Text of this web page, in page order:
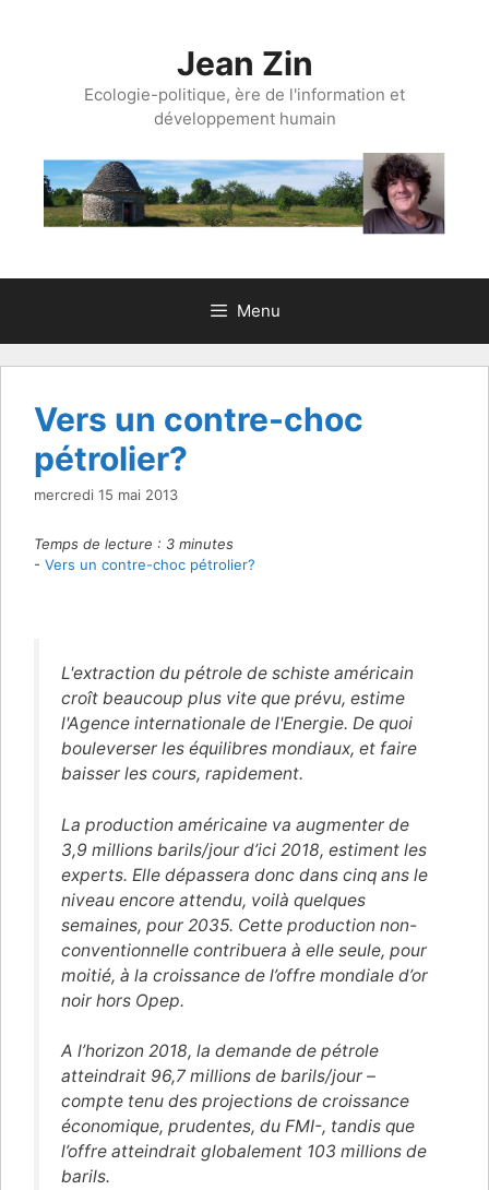
Jean Zin
Ecologie-politique, ère de l'information et
développement humain
Menu
Vers un contre-choc
pétrolier?
mercredi 15 mai 2013
Temps de lecture : 3 minutes
- Vers un contre-choc pétrolier?
L'extraction du pétrole de schiste américain
croît beaucoup plus vite que prévu, estime
l'Agence internationale de l'Energie. De quoi
bouleverser les équilibres mondiaux, et faire
baisser les cours, rapidement.
La production américaine va augmenter de
3,9 millions barils/jour d’ici 2018, estiment les
experts. Elle dépassera donc dans cinq ans le
niveau encore attendu, voilà quelques
semaines, pour 2035. Cette production non-
conventionnelle contribuera à elle seule, pour
moitié, à la croissance de l’offre mondiale d’or
noir hors Opep.
A l’horizon 2018, la demande de pétrole
atteindrait 96,7 millions de barils/jour –
compte tenu des projections de croissance
économique, prudentes, du FMI-, tandis que
l’offre atteindrait globalement 103 millions de
barils.